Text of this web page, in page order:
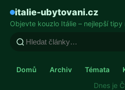
italie-ubytovani.cz
Objevte kouzlo Itálie – nejlepší
Domů Archiv Témata
Dnes je